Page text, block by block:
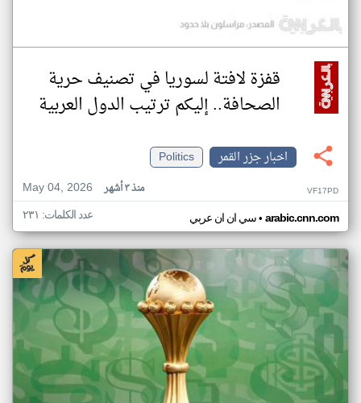
قفزة لافتة لسوريا في تصنيف حرية
الصحافة.. إليكم ترتيب الدول العربية
اخبار جزر القمر
Politics
May 04, 2026
منذ ٣ أشهر VF17PD
سي ان ان عربي• arabic.cnn.com عدد الكلمات: ٢٣١